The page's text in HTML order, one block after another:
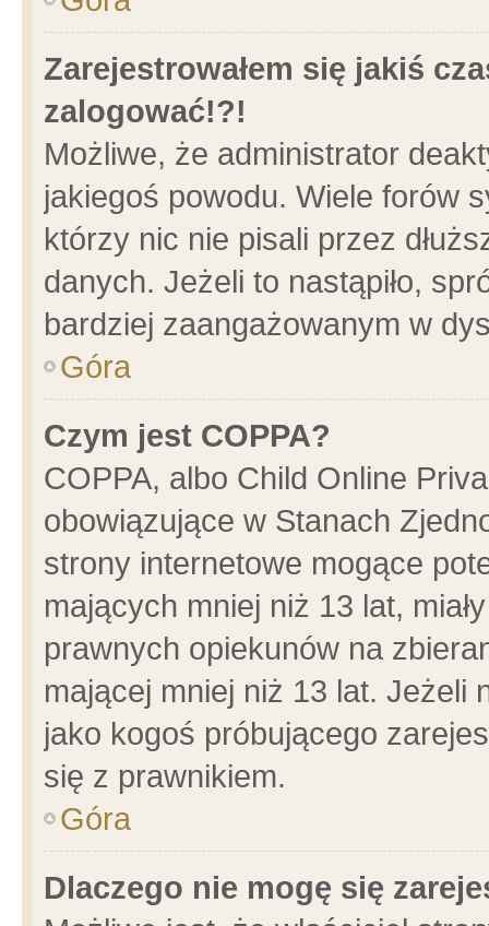
Zarejestrowałem się jakiś
zalogować!?!
Możliwe, że administrator
jakiegoś powodu. Wiele forów
którzy nic nie pisali przez
danych. Jeżeli to nastąpiło,
bardziej zaangażowanym w
Góra
Czym jest COPPA?
COPPA, albo Child Online
obowiązujące w Stanach
strony internetowe mogące
mających mniej niż 13 lat,
prawnych opiekunów na
mającej mniej niż 13 lat. Jeżeli
jako kogoś próbującego
się z prawnikiem.
Góra
Dlaczego nie mogę się